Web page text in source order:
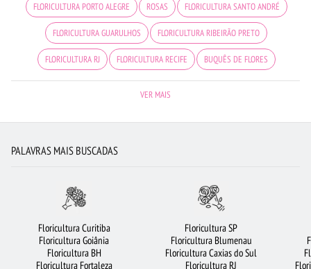
FLORICULTURA PORTO ALEGRE ROSAS FLORICULTURA SANTO ANDRÉ
FLORICULTURA GUARULHOS FLORICULTURA RIBEIRÃO PRETO
FLORICULTURA RJ FLORICULTURA RECIFE BUQUÊS DE FLORES
FLORICULTURA FORTALEZA FLORICULTURA BARUERI FLORICULTURA SANTOS
FLORICULTURA OSASCO FLORICULTURA UBERLÂNDIA FLORES BRANCAS
VER MAIS
PALAVRAS MAIS BUSCADAS
Floricultura Curitiba
Floricultura Goiânia
Floricultura BH
Floricultura Fortaleza
Floricultura SP
Floricultura Blumenau
Floricultura Caxias do Sul
Floricultura RJ